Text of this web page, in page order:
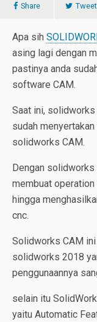
Share Tweet
Apa sih
asing lagi dengan
pastinya anda
software CAM.
Saat ini,
sudah
solidworks CAM.
Dengan solidworks
membuat
hingga
cnc.
Solidworks CAM
solidworks 2018
penggunaannya
selain itu
yaitu Automatic